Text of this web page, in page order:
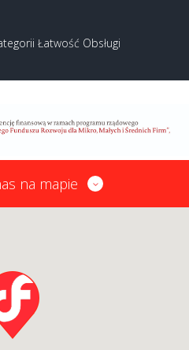
Łatwość Obsługi
na mapie